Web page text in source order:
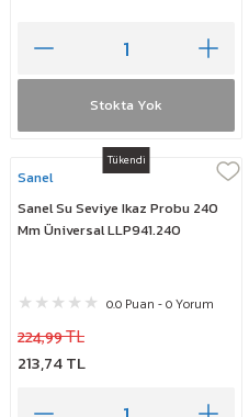
Stokta Yok
Tükendi
Sanel
Sanel Su Seviye Ikaz Probu 240
Mm Üniversal LLP941.240
0.0 Puan - 0 Yorum
224,99 TL
213,74 TL